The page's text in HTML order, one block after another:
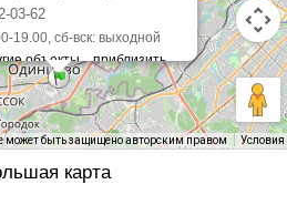
03-62
19.00, сб-вск: выходной
может быть защищено авторским правом Условия